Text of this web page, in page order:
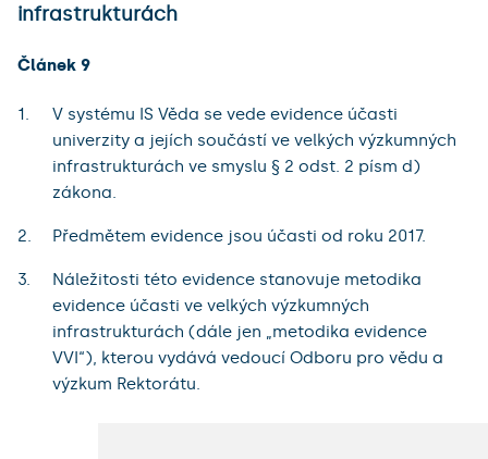
infrastrukturách
Článek 9
V systému IS Věda se vede evidence účasti
univerzity a jejích součástí ve velkých výzkumných
infrastrukturách ve smyslu § 2 odst. 2 písm d)
zákona.
Předmětem evidence jsou účasti od roku 2017.
Náležitosti této evidence stanovuje metodika
evidence účasti ve velkých výzkumných
infrastrukturách (dále jen „metodika evidence
VVI“), kterou vydává vedoucí Odboru pro vědu a
výzkum Rektorátu.